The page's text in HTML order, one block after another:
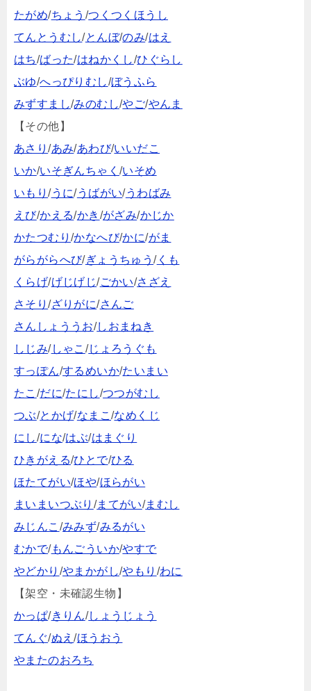
たがめ/ちょう /つくつくほうし
てんとうむし/とんぼ/のみ/はえ
はち/ばった/はねかくし/ひぐらし
ぶゆ/へっぴりむし/ぼうふら
みずすまし/みのむし/やご/やんま
【その他】
あさり/あみ/あわび/いいだこ
いか/いそぎんちゃく/いそめ
いもり/うに/うばがい/うわばみ
えび/かえる/かき /がざみ/かじか
かたつむり /かなへび/かに/がま
がらがらへび/ぎょうちゅう/くも
くらげ/げじげじ/ごかい/さざえ
さそり/ざりがに/さんご
さんしょううお/しおまねき
しじみ/しゃこ /じょろうぐも
すっぽん/するめいか/たいまい
たこ /だに/たにし/つつがむし
つぶ/とかげ/なまこ/なめくじ
にし/にな/はぶ/はまぐり
ひきがえる/ひとで/ひる
ほたてがい/ほや/ほらがい
まいまいつぶり /まてがい/まむし
みじんこ /みみず/みるがい
むかで/もんごういか/やすで
やどかり /やまかがし/やもり /わに
【架空・未確認生物】
かっぱ/きりん/しょうじょう
てんぐ/ぬえ/ほうおう
やまたのおろち